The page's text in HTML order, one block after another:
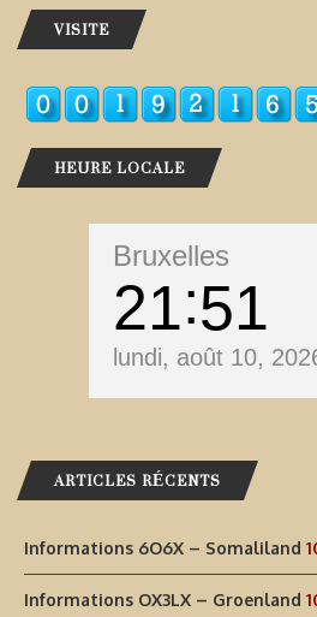
VISITE
HEURE LOCALE
Bruxelles
21 51
lundi, août 10,
ARTICLES RÉCENTS
Informations 6O6X – Somaliland
Informations OX3LX – Groenland